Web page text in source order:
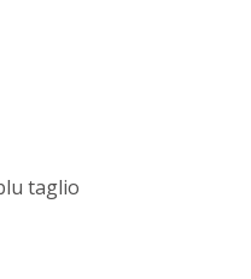
taglio